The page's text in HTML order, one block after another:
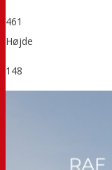
461
Højde
148